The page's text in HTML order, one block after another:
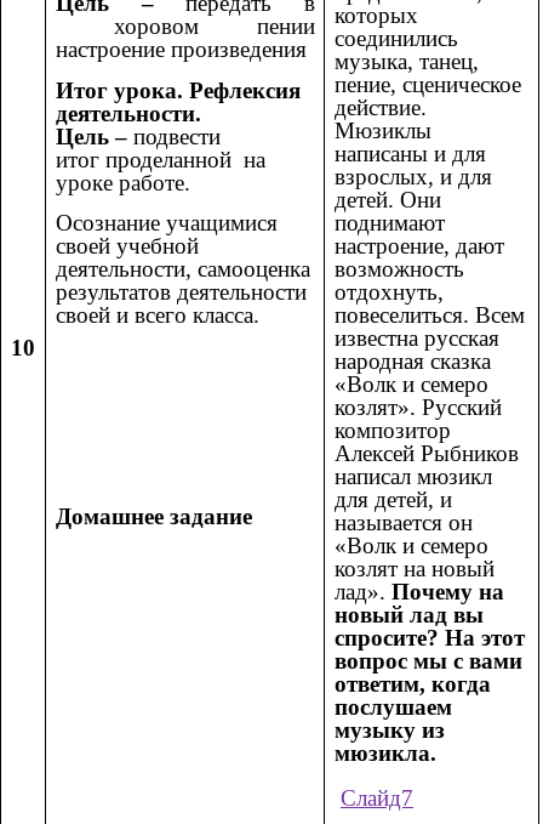
10
хоровом пении
настроение произведения
Итог урока. Рефлексия
деятельности.
Цель – подвести
итог проделанной на
уроке работе.
Осознание учащимися
своей учебной
деятельности, самооценка
результатов деятельности
своей и всего класса.
Домашнее задание
которых
соединились
музыка, танец,
пение, сценическое
действие.
Мюзиклы
написаны и для
взрослых, и для
детей. Они
поднимают
настроение, дают
возможность
отдохнуть,
повеселиться. Всем
известна русская
народная сказка
«Волк и семеро
козлят». Русский
композитор
Алексей Рыбников
написал мюзикл
для детей, и
называется он
«Волк и семеро
козлят на новый
лад». Почему на
новый лад вы
спросите? На этот
вопрос мы с вами
ответим, когда
послушаем
музыку из
мюзикла.
Слайд7